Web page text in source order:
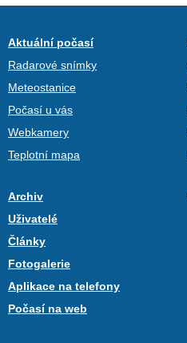
Aktuální počasí
Radarové snímky
Meteostanice
Počasí u vás
Webkamery
Teplotní mapa
Archiv
Uživatelé
Články
Fotogalerie
Aplikace na telefony
Počasí na web